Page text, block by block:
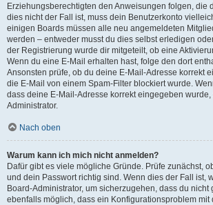
Erziehungsberechtigten den Anweisungen folgen, die
dies nicht der Fall ist, muss dein Benutzerkonto
einigen Boards müssen alle neu angemeldeten
werden – entweder musst du dies selbst erledigen
der Registrierung wurde dir mitgeteilt, ob eine
Wenn du eine E-Mail erhalten hast, folge den dort
Ansonsten prüfe, ob du deine E-Mail-Adresse korrekt
die E-Mail von einem Spam-Filter blockiert wurde.
dass deine E-Mail-Adresse korrekt eingegeben
Administrator.
Nach oben
Warum kann ich mich nicht anmelden?
Dafür gibt es viele mögliche Gründe. Prüfe zunächst,
und dein Passwort richtig sind. Wenn dies der Fall ist,
Board-Administrator, um sicherzugehen, dass du nicht
ebenfalls möglich, dass ein Konfigurationsproblem mit